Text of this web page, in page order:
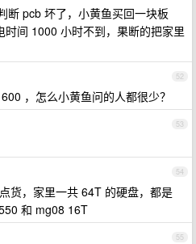
断 pcb 坏了，小黄鱼买回一块板
间 1000 小时不到，果断的把家里
52
，怎么小黄鱼问的人都很少？
53
54
货，家里一共 64T 的硬盘，都是
和 mg08 16T
55